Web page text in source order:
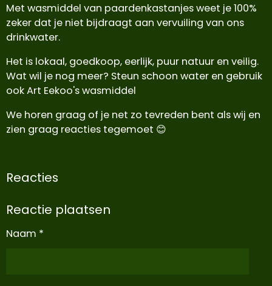
Met wasmiddel van paardenkastanjes weet je 100%
zeker dat je niet bijdraagt aan vervuiling van ons
drinkwater.
Het is lokaal, goedkoop, eerlijk, puur natuur en veilig.
Wat wil je nog meer? Steun schoon water en gebruik
ook Art Eekoo's wasmiddel
We horen graag of je net zo tevreden bent als wij en
zien graag reacties tegemoet 😊
Reacties
Reactie plaatsen
Naam *